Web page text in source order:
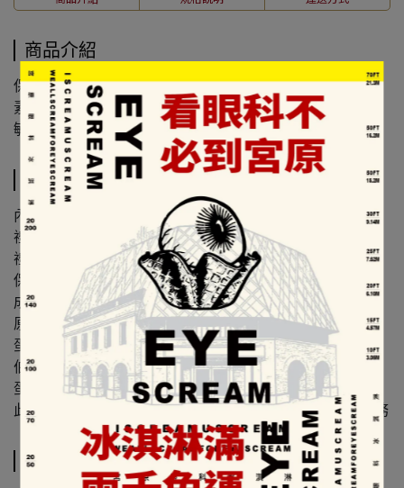
商品介紹
保存方式：常溫
素食種類：蛋奶素
敏感含物：堅果、蛋、牛奶
規格說明
內容物：原味、伯爵牛軋糖各8句
禮盒尺寸：13.0x18.5x4.0(公分)
禮盒皆附提袋 x 1
保存期限：含寄出日至少14天
成份：
原味牛軋糖：麥芽糖、奶粉、杏仁、海藻糖、天然奶油、
蛋、鹽
伯爵牛軋糖：麥芽糖、奶粉、杏仁、海藻糖、天然奶油、
蛋、唐寧伯爵茶、鹽
此商品若選超商取貨一單約16盒，若超過請選【宅配】服務
運送方式